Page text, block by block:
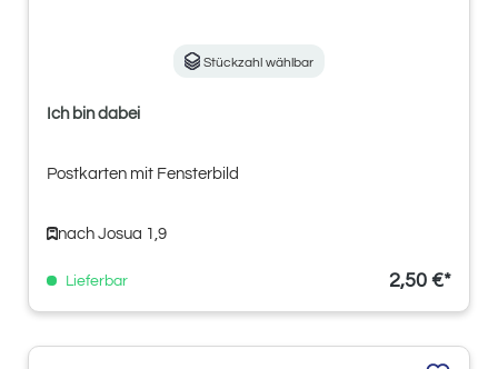
Stückzahl wählbar
Ich bin dabei
Postkarten mit Fensterbild
nach Josua 1,9
Lieferbar 2,50 €*